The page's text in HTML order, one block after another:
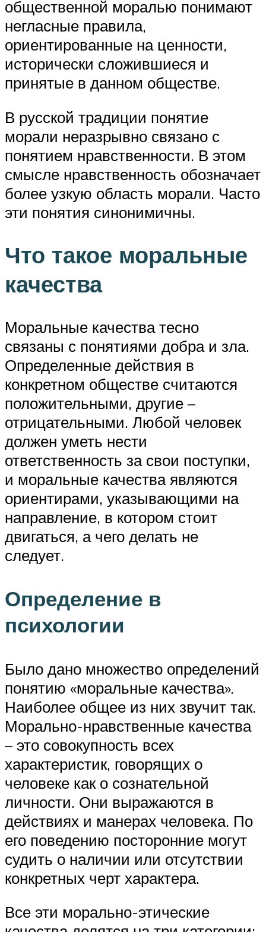
общественной моралью понимают
негласные правила,
ориентированные на ценности,
исторически сложившиеся и
принятые в данном обществе.
В русской традиции понятие
морали неразрывно связано с
понятием нравственности. В этом
смысле нравственность обозначает
более узкую область морали. Часто
эти понятия синонимичны.
Что такое моральные
качества
Моральные качества тесно
связаны с понятиями добра и зла.
Определенные действия в
конкретном обществе считаются
положительными, другие –
отрицательными. Любой человек
должен уметь нести
ответственность за свои поступки,
и моральные качества являются
ориентирами, указывающими на
направление, в котором стоит
двигаться, а чего делать не
следует.
Определение в
психологии
Было дано множество определений
понятию «моральные качества».
Наиболее общее из них звучит так.
Морально-нравственные качества
– это совокупность всех
характеристик, говорящих о
человеке как о сознательной
личности. Они выражаются в
действиях и манерах человека. По
его поведению посторонние могут
судить о наличии или отсутствии
конкретных черт характера.
Все эти морально-этические